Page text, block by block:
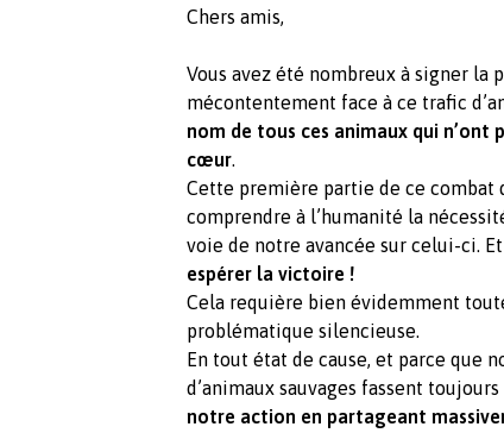
Chers amis,
Vous avez été nombreux à signer
mécontentement face à ce trafic
nom de tous ces animaux qui n’ont
cœur.
Cette première partie de ce combat
comprendre à l’humanité la
voie de notre avancée sur celui-ci.
espérer la victoire !
Cela requière bien évidemment
problématique silencieuse.
En tout état de cause, et parce que
d’animaux sauvages fassent
notre action en partageant